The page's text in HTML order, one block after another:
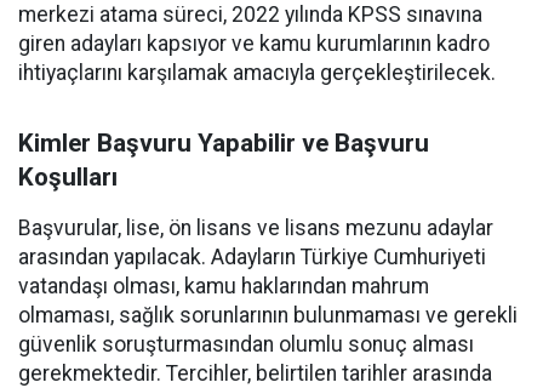
merkezi atama süreci, 2022 yılında KPSS sınavına
giren adayları kapsıyor ve kamu kurumlarının kadro
ihtiyaçlarını karşılamak amacıyla gerçekleştirilecek.
Kimler Başvuru Yapabilir ve Başvuru
Koşulları
Başvurular, lise, ön lisans ve lisans mezunu adaylar
arasından yapılacak. Adayların Türkiye Cumhuriyeti
vatandaşı olması, kamu haklarından mahrum
olmaması, sağlık sorunlarının bulunmaması ve gerekli
güvenlik soruşturmasından olumlu sonuç alması
gerekmektedir. Tercihler, belirtilen tarihler arasında